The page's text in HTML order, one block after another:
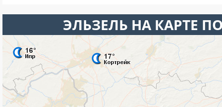
ЭЛЬЗЕЛЬ НА КАРТЕ